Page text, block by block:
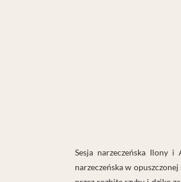
Sesja narzeczeńska Ilony
narzeczeńska w